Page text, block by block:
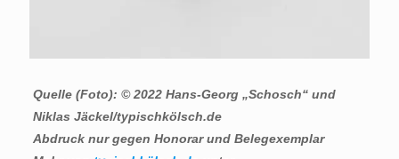
Quelle (Foto): © 2022 Hans-Georg „Schosch“ und
Niklas Jäckel/typischkölsch.de
Abdruck nur gegen Honorar und Belegexemplar